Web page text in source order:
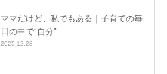
ママだけど、私でもある｜子育ての毎
日の中で“自分”…
2025.12.28